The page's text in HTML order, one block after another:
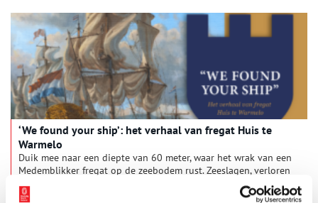
vrachtschepen én de bedrijvigheid op de wal.
‘We found your ship’: het verhaal van fregat Huis te
Warmelo
Duik mee naar een diepte van 60 meter, waar het wrak van een
Medemblikker fregat op de zeebodem rust. Zeeslagen, verloren
levens, families die achterbleven, een vasthoudende historicus
en geheimzinnige vondsten vertellen hier samen het verhaal